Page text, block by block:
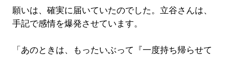
願いは、確実に届いていたのでした。立谷さんは、
手記で感情を爆発させています。
「あのときは、もったいぶって『一度持ち帰らせて